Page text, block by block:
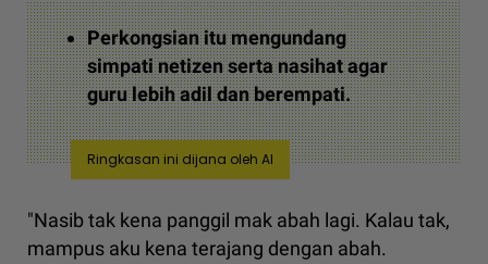
Perkongsian itu mengundang
simpati netizen serta nasihat agar
guru lebih adil dan berempati.
Ringkasan ini dijana oleh AI
"Nasib tak kena panggil mak abah lagi. Kalau tak,
mampus aku kena terajang dengan abah.